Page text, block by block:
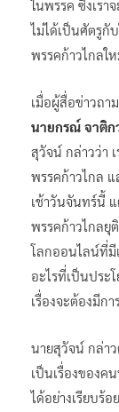
ในพรรค ซึ่งเร
ไม่ได้เป็นศัตรูกั
พรรคก้าวไกลใ
เมื่อผู้สื่อข่าวถา
นายกรณ์ จาติ
สุวัจน์ กล่าวว่า
พรรคก้าวไกล
เช้าวันจันทร์นี้
พรรคก้าวไกลยุ
โลกออนไลน์ที่มี
อะไรที่เป็นประ
เรื่องจะต้องมีก
นายสุวัจน์ กล่า
เป็นเรื่องของค
ได้อย่างเรียบร้